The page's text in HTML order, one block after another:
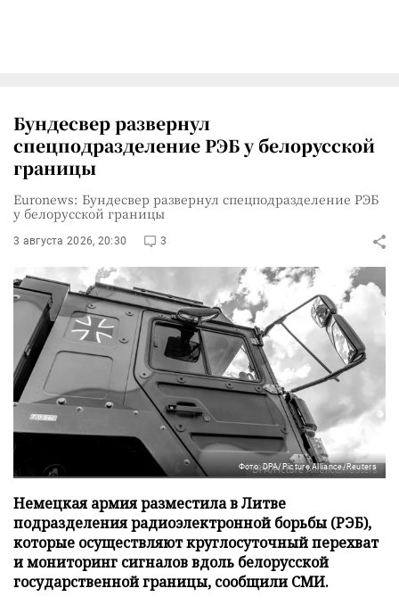
Бундесвер развернул
спецподразделение РЭБ у белорусской
границы
Euronews: Бундесвер развернул спецподразделение РЭБ
у белорусской границы
3 августа 2026, 20:30 3
Фото: DPA/Picture Alliance/Reuters
Немецкая армия разместила в Литве
подразделения радиоэлектронной борьбы (РЭБ),
которые осуществляют круглосуточный перехват
и мониторинг сигналов вдоль белорусской
государственной границы, сообщили СМИ.